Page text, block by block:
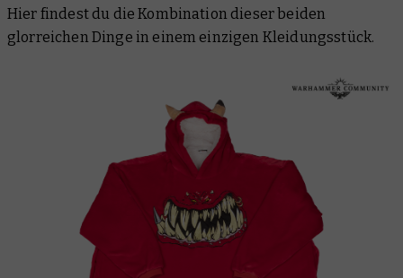
Hier findest du die Kombination dieser beiden
glorreichen Dinge in einem einzigen Kleidungsstück.